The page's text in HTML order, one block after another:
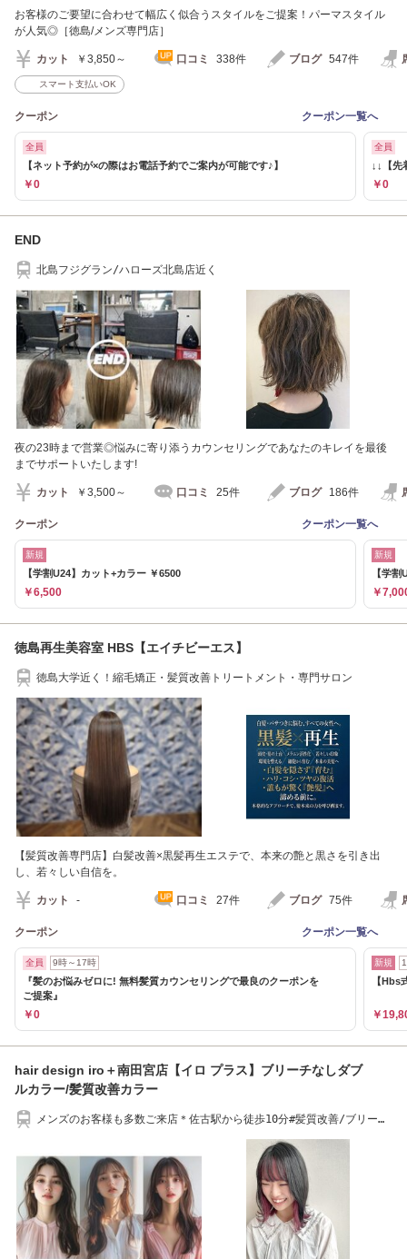
お客様のご要望に合わせて幅広く似合うスタイルをご提案！パーマスタイル
が人気◎［徳島/メンズ専門店］
カット ￥3,850～ 口コミ 338件 ブログ 547件
スマート支払いOK
クーポン クーポン一覧へ
全員
【ネット予約が×の際はお電話予約でご案内が可能です♪】
￥0
全員
↓↓【先
￥0
END
北島フジグラン/ハローズ北島店近く
夜の23時まで営業◎悩みに寄り添うカウンセリングであなたのキレイを最後
までサポートいたします!
カット ￥3,500～ 口コミ 25件 ブログ 186件
クーポン クーポン一覧へ
新規
【学割U24】カット+カラー ￥6500
￥6,500
新規
【学
￥
徳島再生美容室 HBS【エイチビーエス】
徳島大学近く！縮毛矯正・髪質改善トリートメント・専門サロン
【髪質改善専門店】白髪改善×黒髪再生エステで、本来の艶と黒さを引き出
し、若々しい自信を。
カット - 口コミ 27件 ブログ 75件
クーポン クーポン一覧へ
全員 9時～17時
『髪のお悩みゼロに! 無料髪質カウンセリングで最良のクーポンを
ご提案』
￥0
新規
【
￥
hair design iro＋南田宮店【イロ プラス】ブリーチなしダブ
ルカラー/髪質改善カラー
メンズのお客様も多数ご来店＊佐古駅から徒歩10分#髪質改善/ブリー